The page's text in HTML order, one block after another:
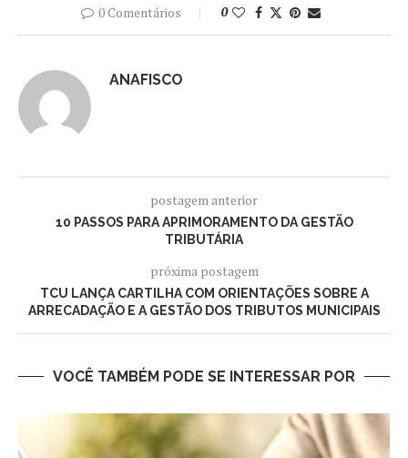
0 Comentários 0
ANAFISCO
postagem anterior
10 PASSOS PARA APRIMORAMENTO DA GESTÃO
TRIBUTÁRIA
próxima postagem
TCU LANÇA CARTILHA COM ORIENTAÇÕES SOBRE A
ARRECADAÇÃO E A GESTÃO DOS TRIBUTOS MUNICIPAIS
VOCÊ TAMBÉM PODE SE INTERESSAR POR